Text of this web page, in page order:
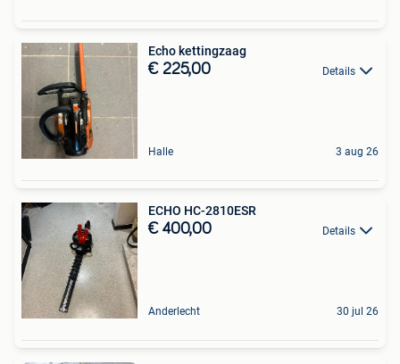
Echo kettingzaag
€ 225,00 Details
Halle 3 aug 26
ECHO HC-2810ESR
€ 400,00 Details
Anderlecht 30 jul 26